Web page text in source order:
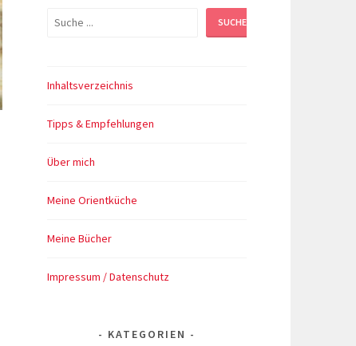
Suchen SUCHEN
Inhaltsverzeichnis
Tipps & Empfehlungen
Über mich
Meine Orientküche
Meine Bücher
Impressum / Datenschutz
KATEGORIEN